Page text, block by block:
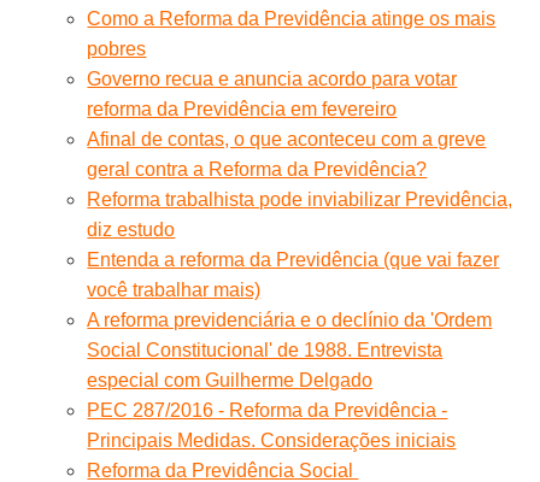
Como a Reforma da Previdência atinge os mais
pobres
Governo recua e anuncia acordo para votar
reforma da Previdência em fevereiro
Afinal de contas, o que aconteceu com a greve
geral contra a Reforma da Previdência?
Reforma trabalhista pode inviabilizar Previdência,
diz estudo
Entenda a reforma da Previdência (que vai fazer
você trabalhar mais)
A reforma previdenciária e o declínio da 'Ordem
Social Constitucional' de 1988. Entrevista
especial com Guilherme Delgado
PEC 287/2016 - Reforma da Previdência -
Principais Medidas. Considerações iniciais
Reforma da Previdência Social